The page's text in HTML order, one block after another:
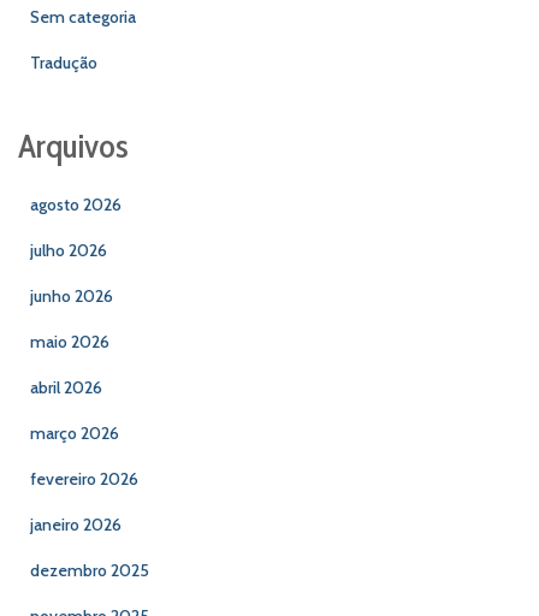
Sem categoria
Tradução
Arquivos
agosto 2026
julho 2026
junho 2026
maio 2026
abril 2026
março 2026
fevereiro 2026
janeiro 2026
dezembro 2025